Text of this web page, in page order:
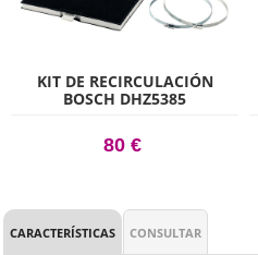
KIT DE RECIRCULACIÓN
BOSCH DHZ5385
80 €
CARACTERÍSTICAS CONSULTAR